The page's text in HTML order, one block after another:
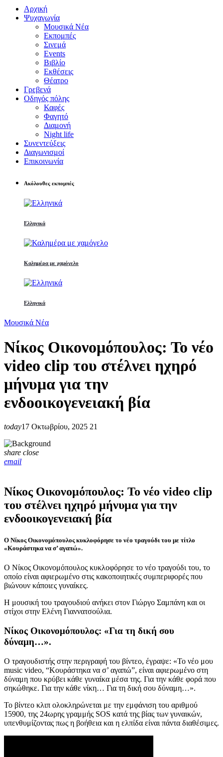
Αρχική
Ψυχαγωγία
Μουσικά Νέα
Εκπομπές
Σινεμά
Events
Βιβλίο
Εκθέσεις
Θέατρο
Γρεβενά
Οδηγός πόλης
Καφές
Φαγητό
Διαμονή
Night life
Συνεντεύξεις
Διαγωνισμοί
Επικοινωνία
Ακόλουθες εκπομπές
Ελληνικά
Καλημέρα με χαμόγελο
Ελληνικά
Μουσικά Νέα
Νίκος Οικονομόπουλος: Το νέο
video clip του στέλνει ηχηρό
μήνυμα για την
ενδοοικογενειακή βία
today17 Οκτωβρίου, 2025 21
share close
email
Νίκος Οικονομόπουλος: Το νέο video clip
του στέλνει ηχηρό μήνυμα για την
ενδοοικογενειακή βία
Ο Νίκος Οικονομόπουλος κυκλοφόρησε το νέο τραγούδι του με τίτλο
«Κουράστηκα να σ’ αγαπώ».
Ο Νίκος Οικονομόπουλος κυκλοφόρησε το νέο τραγούδι του, το
οποίο είναι αφιερωμένο στις κακοποιητικές συμπεριφορές που
βιώνουν κάποιες γυναίκες.
Η μουσική του τραγουδιού ανήκει στον Γιώργο Σαμπάνη και οι
στίχοι στην Ελένη Γιαννατσούλια.
Νίκος Οικονομόπουλος: «Για τη δική σου
δύναμη…».
Ο τραγουδιστής στην περιγραφή του βίντεο, έγραψε: «Το νέο μου
music video, “Κουράστηκα να σ’ αγαπώ”, είναι αφιερωμένο στη
δύναμη που κρύβει κάθε γυναίκα μέσα της. Για την κάθε φορά που
σηκώθηκε. Για την κάθε νίκη… Για τη δική σου δύναμη…».
Το βίντεο κλιπ ολοκληρώνεται με την εμφάνιση του αριθμού
15900, της 24ωρης γραμμής SOS κατά της βίας των γυναικών,
υπενθυμίζοντας πως η βοήθεια και η ελπίδα είναι πάντα διαθέσιμες.